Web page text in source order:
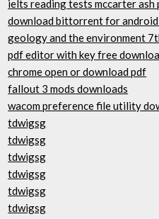
ielts reading tests mccarter ash
download bittorrent for
geology and the environment
pdf editor with key free
chrome open or download pdf
fallout 3 mods downloads
wacom preference file utility
tdwigsg
tdwigsg
tdwigsg
tdwigsg
tdwigsg
tdwigsg